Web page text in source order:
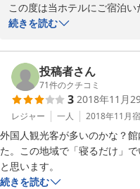
雨の日で滑りそうで、入口で
れないし…
バスタオルはシャワールーム
トまで行かないと借りられない
チェックイン時に説明があれば
フロントの方たちは感じは悪
しまいました。
降りていったときにもお喋り
フロント対応と入口・階段以
は悩みどころです。
この度は当ホテルにご宿泊
す。ご不便をおかけしてしま
そろえてございます。よろ
をお伝えいただければ、フ
させていただきたいと思いま
また機会がございましたら
同心よりお待ちしております
2016-09-28
続きを読む
投稿者さん
71件のクチコミ
3 2018年11月
レジャー 一人 2018年11月
外国人観光客が多いのかな？
た。この地域で「寝るだけ」
と思います。
続きを読む